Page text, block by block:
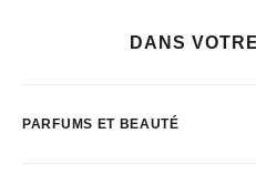
DANS
PARFUMS ET BEAUTÉ